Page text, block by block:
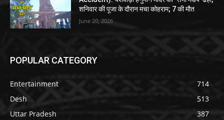
शनिवार की पूजा के दौरान मचा कोहराम; 7 की मौत
June 20, 2026
POPULAR CATEGORY
Entertainment
714
Desh
513
Uttar Pradesh
387